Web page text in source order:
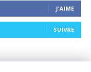
J'AIME
SUIVRE